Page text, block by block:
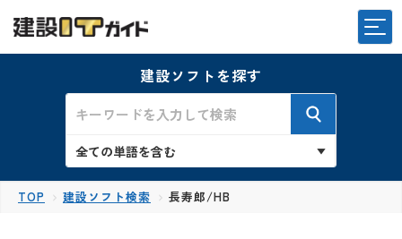
建設ソフトを探す
TOP 建設ソフト検索 長寿郎/HB